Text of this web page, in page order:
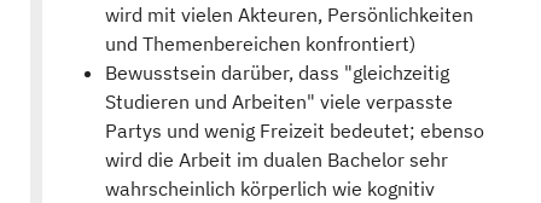
wird mit vielen Akteuren, Persönlichkeiten
und Themenbereichen konfrontiert)
Bewusstsein darüber, dass "gleichzeitig
Studieren und Arbeiten" viele verpasste
Partys und wenig Freizeit bedeutet; ebenso
wird die Arbeit im dualen Bachelor sehr
wahrscheinlich körperlich wie kognitiv